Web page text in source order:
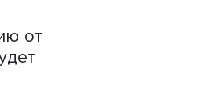
лучших